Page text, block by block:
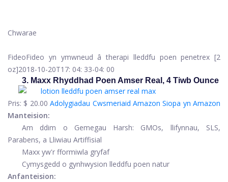
Chwarae
FideoFideo yn ymwneud â therapi lleddfu poen penetrex [2
oz]2018-10-20T17: 04: 33-04: 00
3. Maxx Rhyddhad Poen Amser Real, 4 Tiwb Ounce
Pris: $ 20.00 Adolygiadau Cwsmeriaid Amazon Siopa yn Amazon
Manteision:
Am ddim o Gemegau Harsh: GMOs, llifynnau, SLS,
Parabens, a Lliwiau Artiffisial
Maxx yw'r fformiwla gryfaf
Cymysgedd o gynhwysion lleddfu poen natur
Anfanteision: